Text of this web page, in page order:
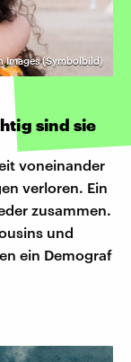
Images (Symbolbild)
sind sie
voneinander
verloren. Ein
zusammen.
und
ein Demograf